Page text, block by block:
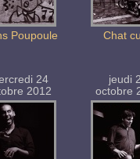
Poupoule Chat
24
2012
jeudi
octobre